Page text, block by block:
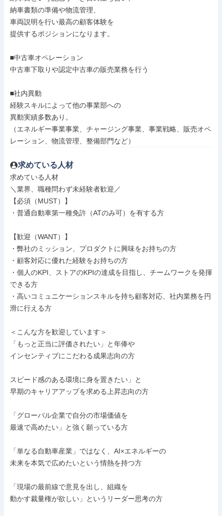
納車書類の準備や物流管理、
車両説明を行い最高の顧客体験を
提供するポジションになります。
■中古車オペレーション
中古車下取りや認定中古車の販売業務を行う
■社内異動
経験スキルによって他の事業部への
異動実績多数あり。
（エネルギー事業事業、チャージング事業、事業戦略、販売オペ
レーション、物流管理、整備部門など）
求めている人材
求めている人材
＼業界、職種問わず未経験者歓迎／
【必須（MUST）】
・普通自動車第一種免許（ATのみ可）を有する方
【歓迎（WANT）】
・弊社のミッション、プロダクトに興味をお持ちの方
・顧客対応に優れた経験をお持ちの方
・個人のKPI、ストアのKPIの達成を目指し、チームワークを発揮
できる方
・高いコミュニケーションスキルを持ち顧客対応、社内業務を円
滑に行える方
＜こんな方を歓迎しています＞
「もっと正当に評価されたい」と年俸や
インセンティブにこだわる成果志向の方
スピード感のある環境に身を置きたい」と
早期のキャリアアップを求める上昇志向の方
「グローバル企業で自分の市場価値を
最速で高めたい」と強く願っている方
「単なる自動車産業」ではなく、AI×エネルギーの
未来を本気で広めたいという情熱を持つ方
「現場の最前線で意見を出し、組織を
動かす裁量権が欲しい」というリーダー思考の方